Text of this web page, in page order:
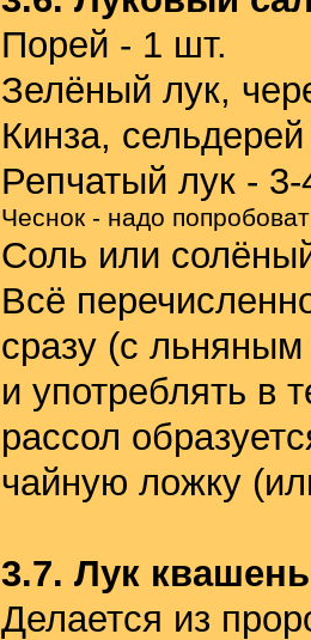
Порей - 1 шт.
Зелёный лук,
Кинза,
Репчатый лук -
Чеснок - надо
Соль или
Всё
сразу (с
и употреблять в
рассол
чайную ложку
3.7. Лук
Делается из